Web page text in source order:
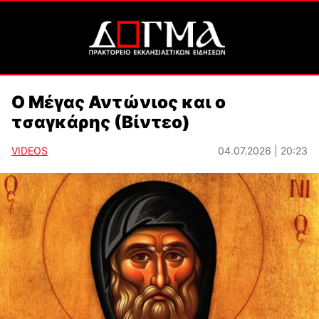
Ο Μέγας Αντώνιος και ο
τσαγκάρης (Βίντεο)
VIDEOS 04.07.2026 | 20:23